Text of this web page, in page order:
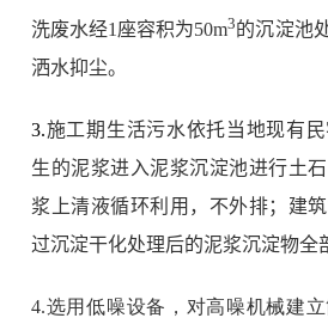
洗废水经1座容积为50m3的沉淀池
洒水抑尘。
3.施工期生活污水依托当地现有
生的泥浆进入泥浆沉淀池进行土
浆上清液循环利用，不外排；建
过沉淀干化处理后的泥浆沉淀物全
4.选用低噪设备，对高噪机械建